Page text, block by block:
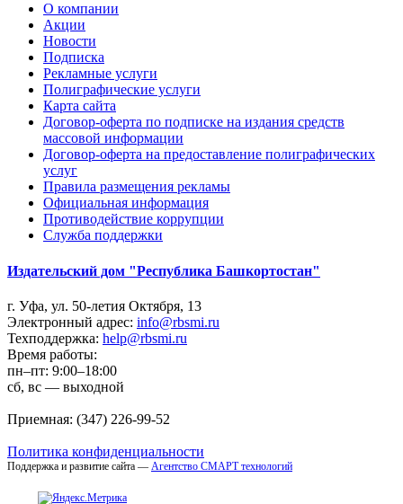
О компании
Акции
Новости
Подписка
Рекламные услуги
Полиграфические услуги
Карта сайта
Договор-оферта по подписке на издания средств
массовой информации
Договор-оферта на предоставление полиграфических
услуг
Правила размещения рекламы
Официальная информация
Противодействие коррупции
Cлужба поддержки
Издательский дом "Республика Башкортостан"
г. Уфа, ул. 50-летия Октября, 13
Электронный адрес: info@rbsmi.ru
Техподдержка: help@rbsmi.ru
Время работы:
пн–пт: 9:00–18:00
сб, вс — выходной
Приемная: (347) 226-99-52
Политика конфиденциальности
Поддержка и развитие сайта — Агентство СМАРТ технологий